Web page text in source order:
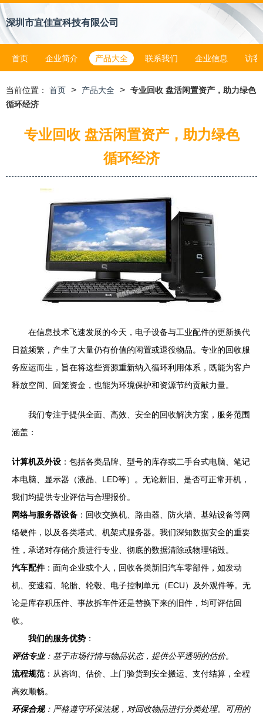
深圳市宜佳宣科技有限公司
首页 企业简介 产品大全 联系我们 企业信息 访客
当前位置： 首页 > 产品大全 > 专业回收 盘活闲置资产，助力绿色
循环经济
专业回收 盘活闲置资产，助力绿色
循环经济
在信息技术飞速发展的今天，电子设备与工业配件的更新换代
日益频繁，产生了大量仍有价值的闲置或退役物品。专业的回收服
务应运而生，旨在将这些资源重新纳入循环利用体系，既能为客户
释放空间、回笼资金，也能为环境保护和资源节约贡献力量。
我们专注于提供全面、高效、安全的回收解决方案，服务范围
涵盖：
计算机及外设 ：包括各类品牌、型号的库存或二手台式电脑、笔记
本电脑、显示器（液晶、LED等）。无论新旧、是否可正常开机，
我们均提供专业评估与合理报价。
网络与服务器设备 ：回收交换机、路由器、防火墙、基站设备等网
络硬件，以及各类塔式、机架式服务器。我们深知数据安全的重要
性，承诺对存储介质进行专业、彻底的数据清除或物理销毁。
汽车配件：面向企业或个人，回收各类新旧汽车零部件，如发动
机、变速箱、轮胎、轮毂、电子控制单元（ECU）及外观件等。无
论是库存积压件、事故拆车件还是替换下来的旧件，均可评估回
收。
我们的服务优势 ：
评估专业：基于市场行情与物品状态，提供公平透明的估价。
流程规范 ：从咨询、估价、上门验货到安全搬运、支付结算，全程
高效顺畅。
环保合规：严格遵守环保法规，对回收物品进行分类处理。可用的